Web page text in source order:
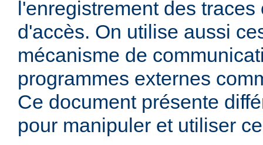
l'enregistrement des traces
d'accès. On utilise aussi
mécanisme de
programmes externes
Ce document présente
pour manipuler et utiliser